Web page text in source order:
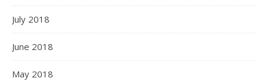
July 2018
June 2018
May 2018